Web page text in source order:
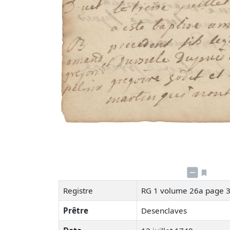
Registre
RG 1 volume 26a page
Prêtre
Desenclaves